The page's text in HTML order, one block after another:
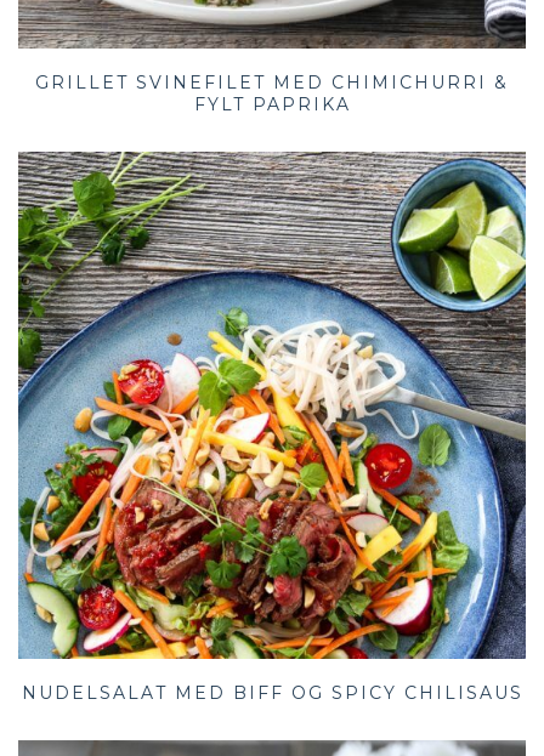
GRILLET SVINEFILET MED CHIMICHURRI &
FYLT PAPRIKA
NUDELSALAT MED BIFF OG SPICY CHILISAUS